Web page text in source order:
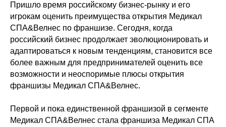
Пришло время российскому бизнес-рынку и его
игрокам оценить преимущества открытия Медикал
СПА&Велнес по франшизе. Сегодня, когда
российский бизнес продолжает эволюционировать и
адаптироваться к новым тенденциям, становится все
более важным для предпринимателей оценить все
возможности и неоспоримые плюсы открытия
франшизы Медикал СПА&Велнес.
Первой и пока единственной франшизой в сегменте
Медикал СПА&Велнес стала франшиза Медикал СПА